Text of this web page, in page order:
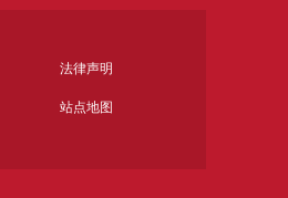
法律声明
站点地图